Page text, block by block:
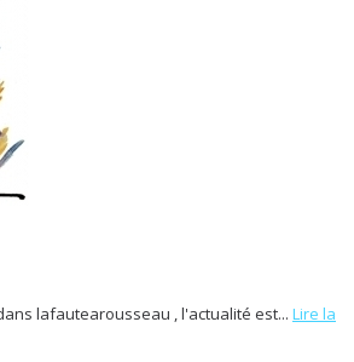
lafautearousseau , l'actualité est... Lire la